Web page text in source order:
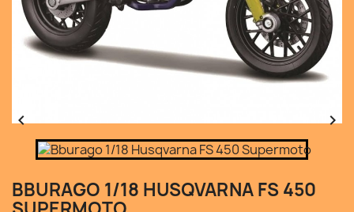
 
BBURAGO 1/18 HUSQVARNA FS 450